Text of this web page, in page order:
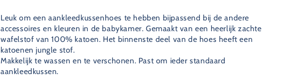
Leuk om een aankleedkussenhoes te hebben bijpassend bij de andere
accessoires en kleuren in de babykamer. Gemaakt van een heerlijk zachte
wafelstof van 100% katoen. Het binnenste deel van de hoes heeft een
katoenen jungle stof.
Makkelijk te wassen en te verschonen. Past om ieder standaard
aankleedkussen.